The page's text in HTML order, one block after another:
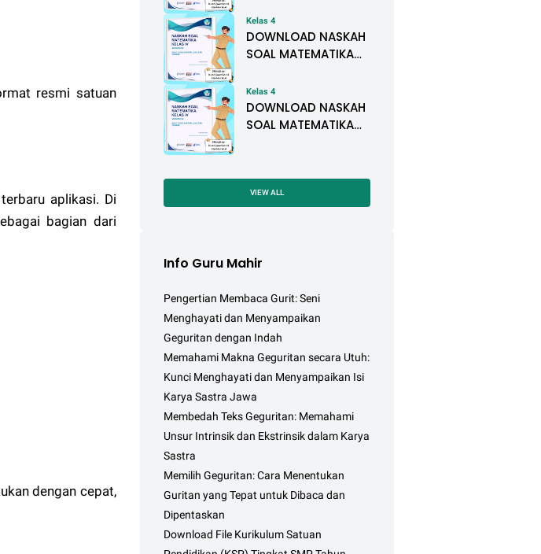
resmi satuan
aplikasi. Di
bagian dari
dengan cepat,
BAB 6. PIKTOGRAM
DAN DIAGRAM
BATANG
Kelas 4
DOWNLOAD NASKAH
SOAL MATEMATIKA
BAB 5. BANGUN
DATAR
Kelas 4
DOWNLOAD NASKAH
SOAL MATEMATIKA
LUAS DAN VOLUME
VIEW ALL
Info Guru Mahir
Pengertian Membaca Gurit: Seni
Menghayati dan Menyampaikan
Geguritan dengan Indah
Memahami Makna Geguritan secara Utuh:
Kunci Menghayati dan Menyampaikan Isi
Karya Sastra Jawa
Membedah Teks Geguritan: Memahami
Unsur Intrinsik dan Ekstrinsik dalam Karya
Sastra
Memilih Geguritan: Cara Menentukan
Guritan yang Tepat untuk Dibaca dan
Dipentaskan
Download File Kurikulum Satuan